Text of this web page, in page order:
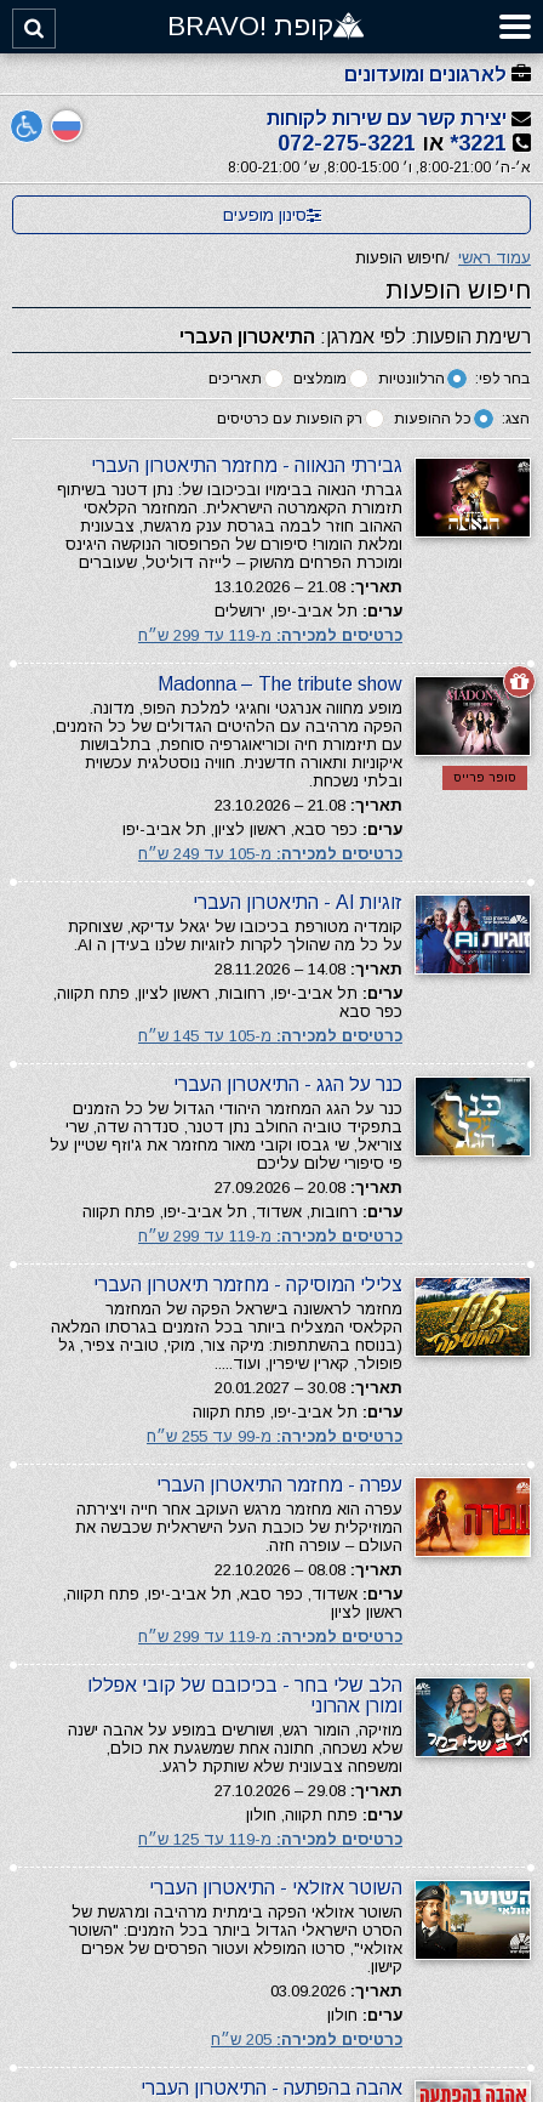
קופת !BRAVO
לארגונים ומועדונים
יצירת קשר עם שירות לקוחות
3221* או 072-275-3221
א׳-ה׳ 8:00-21:00, ו׳ 8:00-15:00, ש׳ 8:00-21:00
סינון מופעים
עמוד ראשי /חיפוש הופעות
חיפוש הופעות
רשימת הופעות: לפי אמרגן: התיאטרון העברי
בחר לפי: הרלוונטיות מומלצים תאריכים
הצג: כל ההופעות רק הופעות עם כרטיסים
גבירתי הנאווה - מחזמר התיאטרון העברי
גברתי הנאוה בבימויו ובכיכובו של: נתן דטנר בשיתוף
תזמורת הקאמרטה הישראלית. המחזמר הקלאסי
האהוב חוזר לבמה בגרסת ענק מרגשת, צבעונית
ומלאת הומור! סיפורם של הפרופסור הנוקשה היגינס
ומוכרת הפרחים מהשוק – לייזה דוליטל, שעוברים
תאריך:
ערים: תל אביב-יפו, ירושלים
כרטיסים למכירה: מ-119 עד 299 ש״ח
סופר פרייס
Madonna – The tribute show
מופע מחווה אנרגטי וחגיגי למלכת הפופ, מדונה.
הפקה מרהיבה עם הלהיטים הגדולים של כל הזמנים,
עם תיזמורת חיה וכוריאוגרפיה סוחפת, בתלבושות
איקוניות ותאורה חדשנית. חוויה נוסטלגית עכשוית
ובלתי נשכחת.
תאריך:
ערים: כפר סבא, ראשון לציון, תל אביב-יפו
כרטיסים למכירה: מ-105 עד 249 ש״ח
זוגיות AI - התיאטרון העברי
קומדיה מטורפת בכיכובו של יגאל עדיקא, שצוחקת
על כל מה שהולך לקרות לזוגיות שלנו בעידן ה AI.
תאריך:
ערים: תל אביב-יפו, רחובות, ראשון לציון, פתח תקווה,
כפר סבא
כרטיסים למכירה: מ-105 עד 145 ש״ח
כנר על הגג - התיאטרון העברי
כנר על הגג המחזמר היהודי הגדול של כל הזמנים
בתפקיד טוביה החולב נתן דטנר, סנדרה שדה, שרי
צוריאל, שי גבסו וקובי מאור מחזמר את ג'וזף שטיין על
פי סיפורי שלום עליכם
תאריך:
ערים: רחובות, אשדוד, תל אביב-יפו, פתח תקווה
כרטיסים למכירה: מ-119 עד 299 ש״ח
צלילי המוסיקה - מחזמר תיאטרון העברי
מחזמר לראשונה בישראל הפקה של המחזמר
הקלאסי המצליח ביותר בכל הזמנים בגרסתו המלאה
(בנוסח בהשתתפות: מיקה צור, מוקי, טוביה צפיר, גל
פופולר, קארין שיפרין, ועוד.....
תאריך:
ערים: תל אביב-יפו, פתח תקווה
כרטיסים למכירה: מ-99 עד 255 ש״ח
עפרה - מחזמר התיאטרון העברי
עפרה הוא מחזמר מרגש העוקב אחר חייה ויצירתה
המוזיקלית של כוכבת העל הישראלית שכבשה את
העולם – עופרה חזה.
תאריך:
ערים: אשדוד, כפר סבא, תל אביב-יפו, פתח תקווה,
ראשון לציון
כרטיסים למכירה: מ-119 עד 299 ש״ח
הלב שלי בחר - בכיכובם של קובי אפללו
ומורן אהרוני
מוזיקה, הומור רגש, ושורשים במופע על אהבה ישנה
שלא נשכחה, חתונה אחת שמשגעת את כולם,
ומשפחה צבעונית שלא שותקת לרגע.
תאריך:
ערים: פתח תקווה, חולון
כרטיסים למכירה: מ-119 עד 125 ש״ח
השוטר אזולאי - התיאטרון העברי
השוטר אזולאי הפקה בימתית מרהיבה ומרגשת של
הסרט הישראלי הגדול ביותר בכל הזמנים: "השוטר
אזולאי", סרטו המופלא ועטור הפרסים של אפרים
קישון.
תאריך:
ערים: חולון
כרטיסים למכירה:
אהבה בהפתעה - התיאטרון העברי